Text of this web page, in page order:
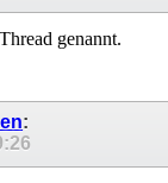
genannt.
: